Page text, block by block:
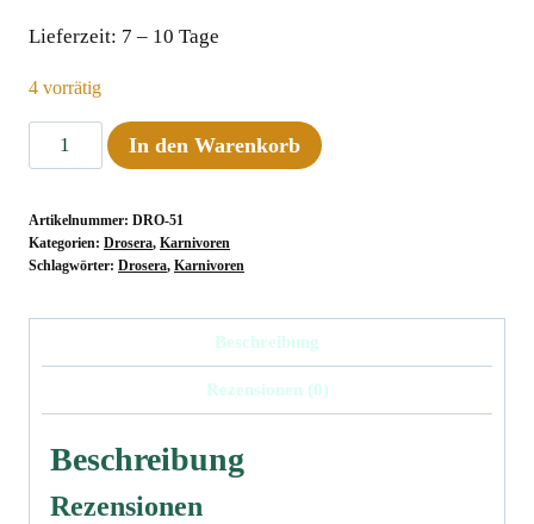
Lieferzeit: 7 – 10 Tage
4 vorrätig
Drosera
capensis
Rose"
Menge
In den Warenkorb
Artikelnummer: DRO-51
Kategorien: Drosera, Karnivoren
Schlagwörter: Drosera, Karnivoren
Beschreibung
Rezensionen (0)
Beschreibung
Rezensionen